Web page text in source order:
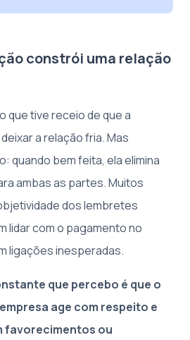
constrói uma relação
que tive receio de que a
a relação fria. Mas
quando bem feita, ela elimina
ambas as partes. Muitos
dos lembretes
lidar com o pagamento no
ligações inesperadas.
que percebo é que o
age com respeito e
favorecimentos ou